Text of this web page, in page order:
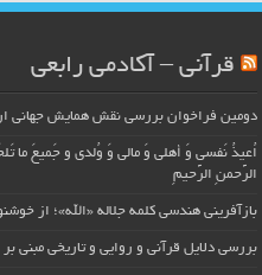
قرآنی – آکادمی رابعی
دومین فراخوان بررسی نقش همایش جهانی
اُعیذُ نَفسی وَ أهلی وَ مالی وَ وُلدی و جَمیعَ ما
الرَّحمنِ الرَّحیمِ
بازآفرینی هندسی کلمه جلاله «الله»؛ از
بررسی دلایل قرآنی و روایی و تاریخی